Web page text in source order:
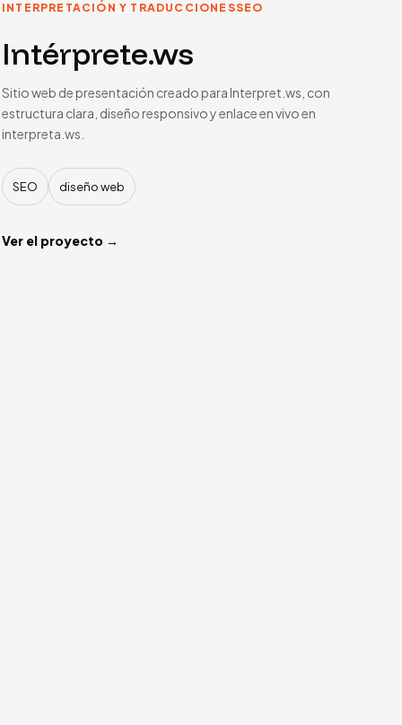
INTERPRETACIÓN Y TRADUCCIONESSEO
Intérprete.ws
Sitio web de presentación creado para Interpret.ws, con
estructura clara, diseño responsivo y enlace en vivo en
interpreta.ws.
SEO diseño web
Ver el proyecto →